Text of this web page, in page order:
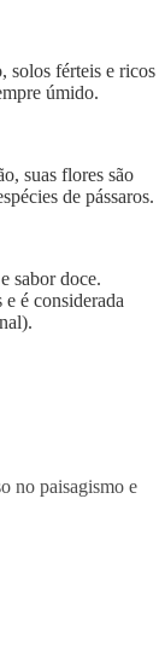
solos férteis e ricos
úmido.
suas flores são
de pássaros.
sabor doce.
é considerada
no paisagismo e